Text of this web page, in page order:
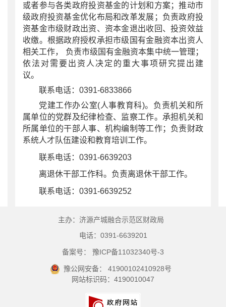
或者参与各类政府投资基金的计划和方案；推动市
级政府投资基金优化布局和改革发展；负责政府投
资基金市级财政出资、资本金退出收回、投资效益
收缴。根据政府授权承担市级国有金融资本出资人
相关工作，
负责市级国有金融资本集中统一管理；
依法对需要出资人决定的重大事项研究提出建
议。
联系电话：0391-6833866
党建工作办公室(人事教育科)。负责机关和所
属单位的党群及纪律检查、监察工作。承担机关和
所属单位的干部人事、机构编制等工作；负责财政
系统人才队伍建设和教育培训工作。
联系电话：0391-6639203
离退休干部工作科。负责离退休干部工作。
联系电话：0391-6639252
主办：济源产城融合示范区财政局
电话：0391-6639201
备案号： 豫ICP备11032340号-3
豫公网安备： 41900102410928号
网站标识码：4190010047